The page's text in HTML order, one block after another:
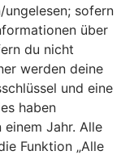
sofern
über
du nicht
werden deine
und eine
haben
Jahr. Alle
Funktion „Alle